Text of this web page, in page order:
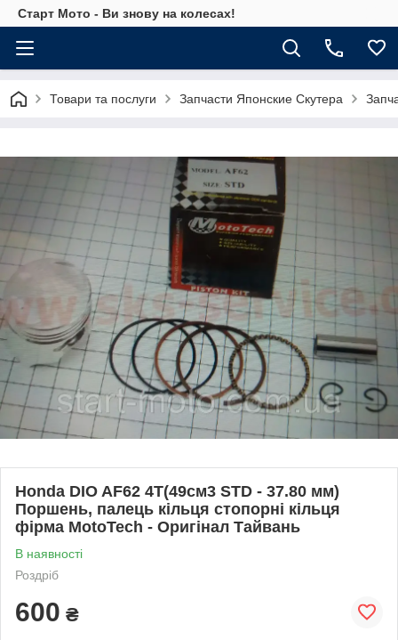
Старт Мото - Ви знову на колесах!
Товари та послуги Запчасти Японские Скутера
Honda DIO AF62 4Т(49см3 STD - 37.80 мм)
Поршень, палець кільця стопорні кільця
фірма MotoTech - Оригінал Тайвань
В наявності
Роздріб
600 ₴